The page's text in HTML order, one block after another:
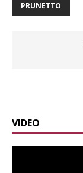
PRUNETTO
VIDEO